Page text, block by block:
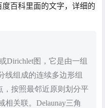
百科里面的文字，详细的
Dirichlet图，它是由一组
线组成的连续多边形组
，按照最邻近原则划分平
关联。Delaunay三角